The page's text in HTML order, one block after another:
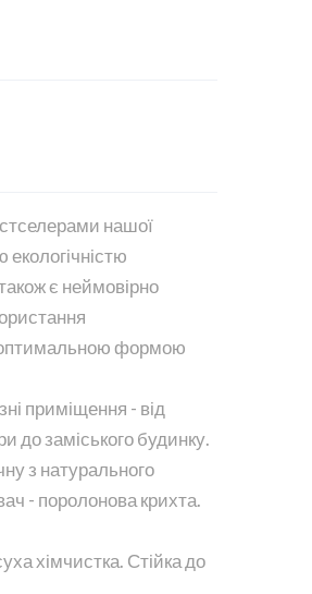
нашої
є неймовірно
оптимальною формою
приміщення - від
до заміського будинку.
з натурального
- поролонова крихта.
хімчистка. Стійка до